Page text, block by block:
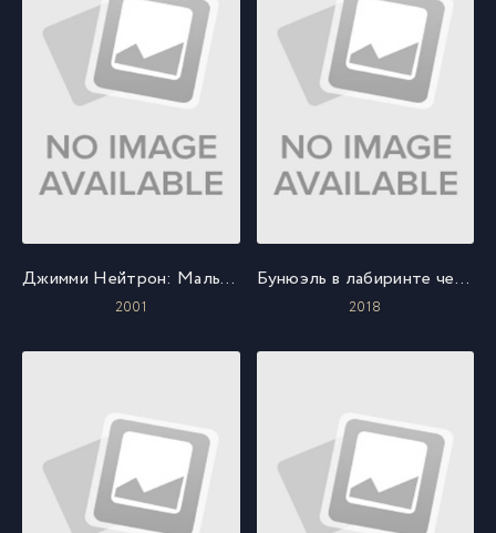
Джимми Нейтрон: Мальчик-гений
2001
Бунюэль в лабиринте черепах
2018